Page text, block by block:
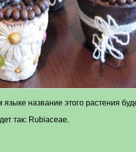
название этого растения
так: Rubiaceae.